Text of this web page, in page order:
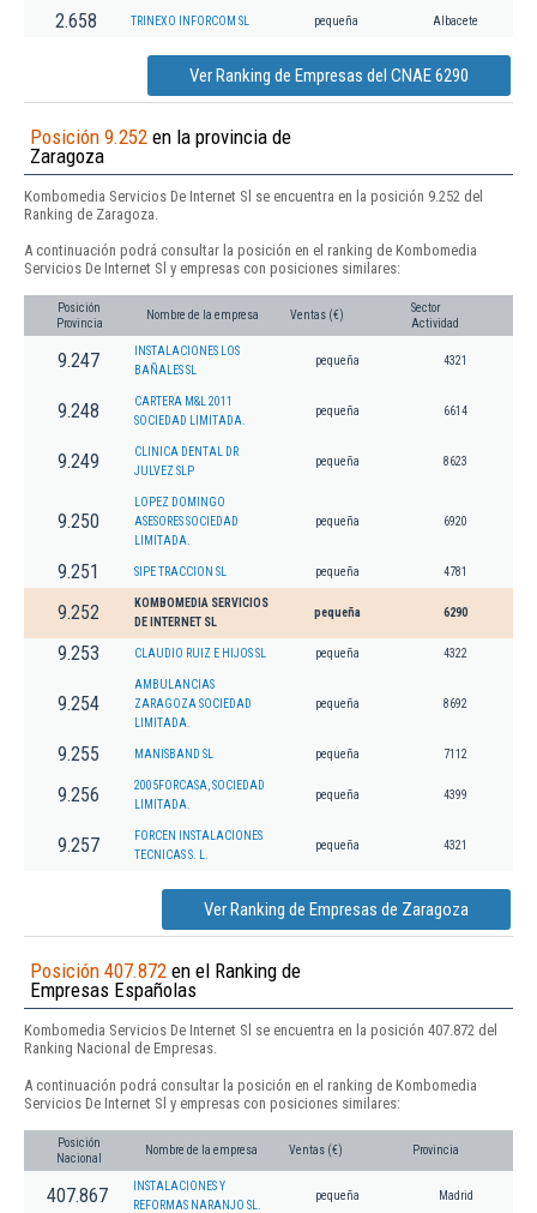
2.658 TRINEXO INFORCOM SL pequeña Albacete
Ver Ranking de Empresas del CNAE 6290
Posición 9.252 en la provincia de
Zaragoza
Kombomedia Servicios De Internet Sl se encuentra en la posición 9.252 del
Ranking de Zaragoza.
A continuación podrá consultar la posición en el ranking de Kombomedia
Servicios De Internet Sl y empresas con posiciones similares:
Posición
Provincia
Nombre de la empresa Ventas (€)
Sector
Actividad
9.247
INSTALACIONES LOS
BAÑALES SL
pequeña 4321
9.248
CARTERA M&L 2011
SOCIEDAD LIMITADA.
pequeña 6614
9.249
CLINICA DENTAL DR
JULVEZ SLP
pequeña 8623
9.250
LOPEZ DOMINGO
ASESORES SOCIEDAD
LIMITADA.
pequeña 6920
9.251 SIPE TRACCION SL pequeña 4781
9.252
KOMBOMEDIA SERVICIOS
DE INTERNET SL
pequeña 6290
9.253 CLAUDIO RUIZ E HIJOS SL pequeña 4322
9.254
AMBULANCIAS
ZARAGOZA SOCIEDAD
LIMITADA.
pequeña 8692
9.255 MANISBAND SL pequeña 7112
9.256
2005FORCASA, SOCIEDAD
LIMITADA.
pequeña 4399
9.257
FORCEN INSTALACIONES
TECNICAS S. L.
pequeña 4321
Ver Ranking de Empresas de Zaragoza
Posición 407.872 en el Ranking de
Empresas Españolas
Kombomedia Servicios De Internet Sl se encuentra en la posición 407.872 del
Ranking Nacional de Empresas.
A continuación podrá consultar la posición en el ranking de Kombomedia
Servicios De Internet Sl y empresas con posiciones similares:
Posición
Nacional
Nombre de la empresa Ventas (€) Provincia
407.867
INSTALACIONES Y
REFORMAS NARANJO SL.
pequeña Madrid